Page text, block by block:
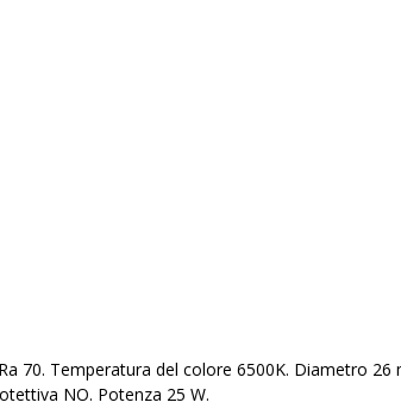
70. Temperatura del colore 6500K. Diametro 26
NO. Potenza 25 W.